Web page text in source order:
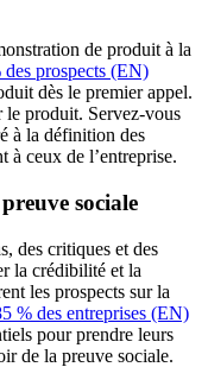
de produit à la
des prospects (EN)
dès le premier appel.
le produit. Servez-vous
à la définition des
ceux de l’entreprise.
sociale
des critiques et des
la crédibilité et la
les prospects sur la
% des entreprises (EN)
pour prendre leurs
de la preuve sociale.